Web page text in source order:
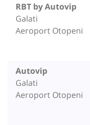
RBT by Autovip
Galati
Aeroport Otopeni
Autovip
Galati
Aeroport Otopeni